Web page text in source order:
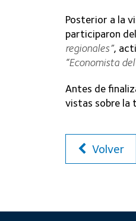
Posterior a la
participaron
regionales”,
“Economista
Antes de
vistas sobre la
Volver